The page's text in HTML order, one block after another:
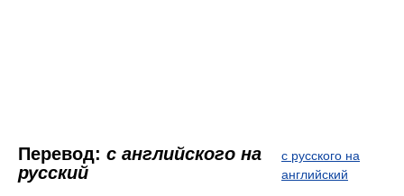
Перевод: с английского на
русский
с русского на
английский